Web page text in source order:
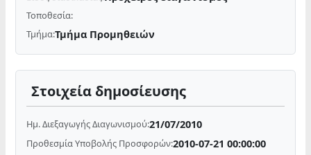
Τοποθεσία:
Τμήμα:Τμήμα Προμηθειών
Στοιχεία δημοσίευσης
Ημ. Διεξαγωγής Διαγωνισμού:21/07/2010
Προθεσμία Υποβολής Προσφορών:2010-07-21 00:00:00